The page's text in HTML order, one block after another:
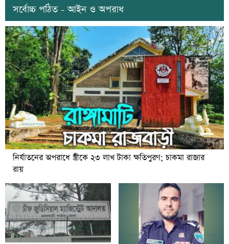
সর্বোচ্চ পঠিত - আইন ও অপরাধ
নির্যাতনের অপরাধে স্ত্রীকে ২৩ লাখ টাকা ক্ষতিপুরণ; চাকমা রাজার
রায়